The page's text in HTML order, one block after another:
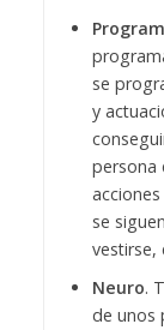
se
y
persona
se
vestirse,
Neuro.
de unos